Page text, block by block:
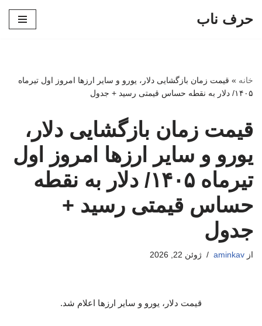
حرف ناب
خانه » قیمت زمان بازگشایی دلار، یورو و سایر ارزها امروز اول تیرماه
۱۴۰۵/ دلار به نقطه حساس قیمتی رسید + جدول
قیمت زمان بازگشایی دلار،
یورو و سایر ارزها امروز اول
تیرماه ۱۴۰۵/ دلار به نقطه
حساس قیمتی رسید +
جدول
از aminkav ژوئن 22, 2026
قیمت دلار، یورو و سایر ارزها اعلام شد.